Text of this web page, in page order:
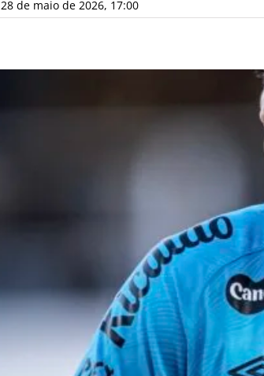
28 de maio de 2026, 17:00